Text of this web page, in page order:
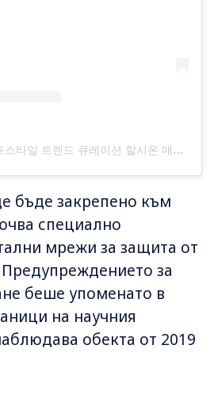
A post shared by 라이프스타일 트렌드 큐레이션 할시온 매거진 (@magazine__h)
бъде закрепено към
специално
мрежи за защита от
за
беше упоменато в
на научния
обекта от 2019